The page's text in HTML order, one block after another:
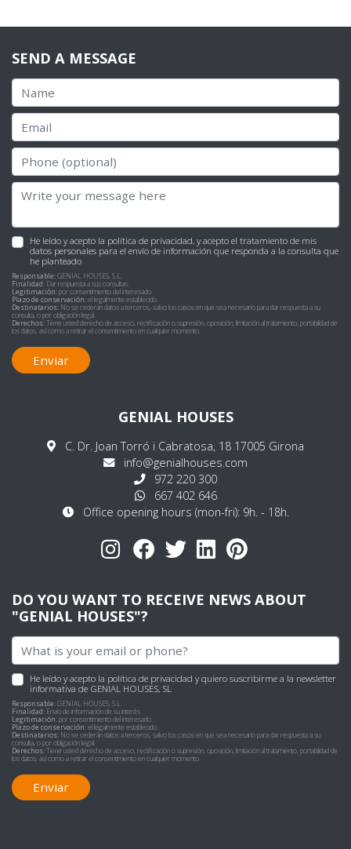
SEND A MESSAGE
He leído y acepto la política de privacidad, y acepto el tratamiento de mis
datos personales para el envío de información que responda a la consulta que
he planteado
Responsable:GENIAL HOUSES, S.L.
Finalidad: Dar respuesta a sus consultas.
Legitimación:por consentimiento del interesado.
Plazo de conservación:el legalmente establecido.
Destinatarios: No se cederán datos a terceros, salvo los casos en que sea necesario para dar respuesta a su
consulta, o por obligación legal.
Derechos:Tiene usted derecho de acceso, rectificación o supresión, oposición, limitación al tratamiento, portabilidad de
los datos, así como a retirar el consentimiento en cualquier momento.
Enviar
GENIAL HOUSES
C. Dr. Joan Torró i Cabratosa, 18 17005 Girona
info@genialhouses.com
972 220 300
667 402 646
Office opening hours (mon-fri): 9h. - 18h.
DO YOU WANT TO RECEIVE NEWS ABOUT
"GENIAL HOUSES"?
He leído y acepto la política de privacidad y quiero suscribirme a la newsletter
informativa de GENIAL HOUSES, SL
Responsable:GENIAL HOUSES, S.L.
Finalidad: Envío de información de su interés
Legitimación:por consentimiento del interesado.
Plazo de conservación:el legalmente establecido.
Destinatarios: No se cederán datos a terceros, salvo los casos en que sea necesario para dar respuesta a su
consulta, o por obligación legal.
Derechos:Tiene usted derecho de acceso, rectificación o supresión, oposición, limitación al tratamiento, portabilidad de
los datos, así como a retirar el consentimiento en cualquier momento.
Enviar